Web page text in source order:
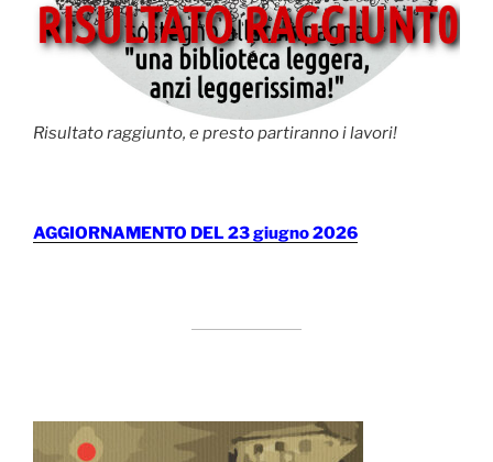
Risultato raggiunto, e presto partiranno i lavori!
AGGIORNAMENTO DEL 23 giugno 2026